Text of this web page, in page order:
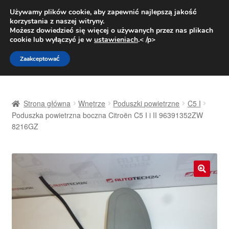
DOSTAWA od 31 zł
Pn.-pt. 9:00-16:00800 003 167
Przejdź
do
nawigacji
Przejdź
do
treści
Dostawa
Moje konto
Strona główna Wnętrze Poduszki powietrzne
C5 I
Poduszka powietrzna boczna Citroën C5 I i II 96391352ZW
8216GZ
🔍
Używamy plików cookie, aby zapewnić najlepszą jakość
korzystania z naszej witryny.
Możesz dowiedzieć się więcej o używanych przez nas plikach
cookie lub wyłączyć je w ustawieniach.< /p>
Zaakceptować